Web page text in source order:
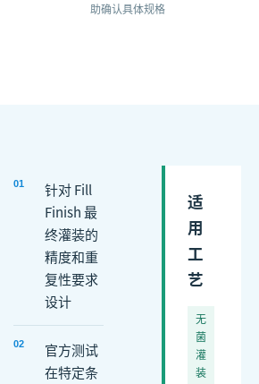
助确认具体规格
01
针对 Fill
Finish 最
终灌装的
精度和重
复性要求
设计
02
官方测试
在特定条
适
用
工
艺
无
菌
灌
装